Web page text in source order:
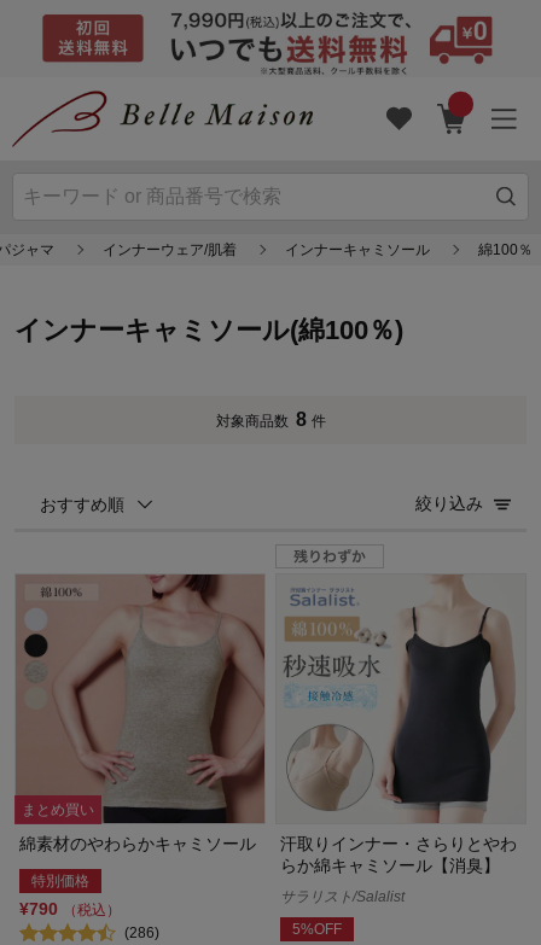
ジャマ インナーウェア/肌着 インナーキャミソール 綿100％
インナーキャミソール(綿100％)
対象商品数 8 件
おすすめ順 絞り込み
まとめ買い
綿素材のやわらかキャミソール
特別価格
¥790
（税込）
(286)
汗取りインナー・さらりとやわ
らか綿キャミソール【消臭】
サラリスト/Salalist
5%OFF